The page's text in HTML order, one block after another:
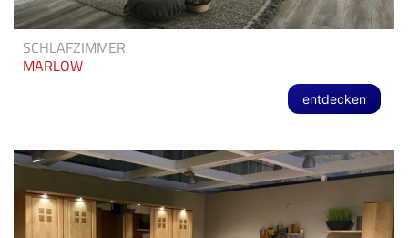
SCHLAFZIMMER
MARLOW
entdecken